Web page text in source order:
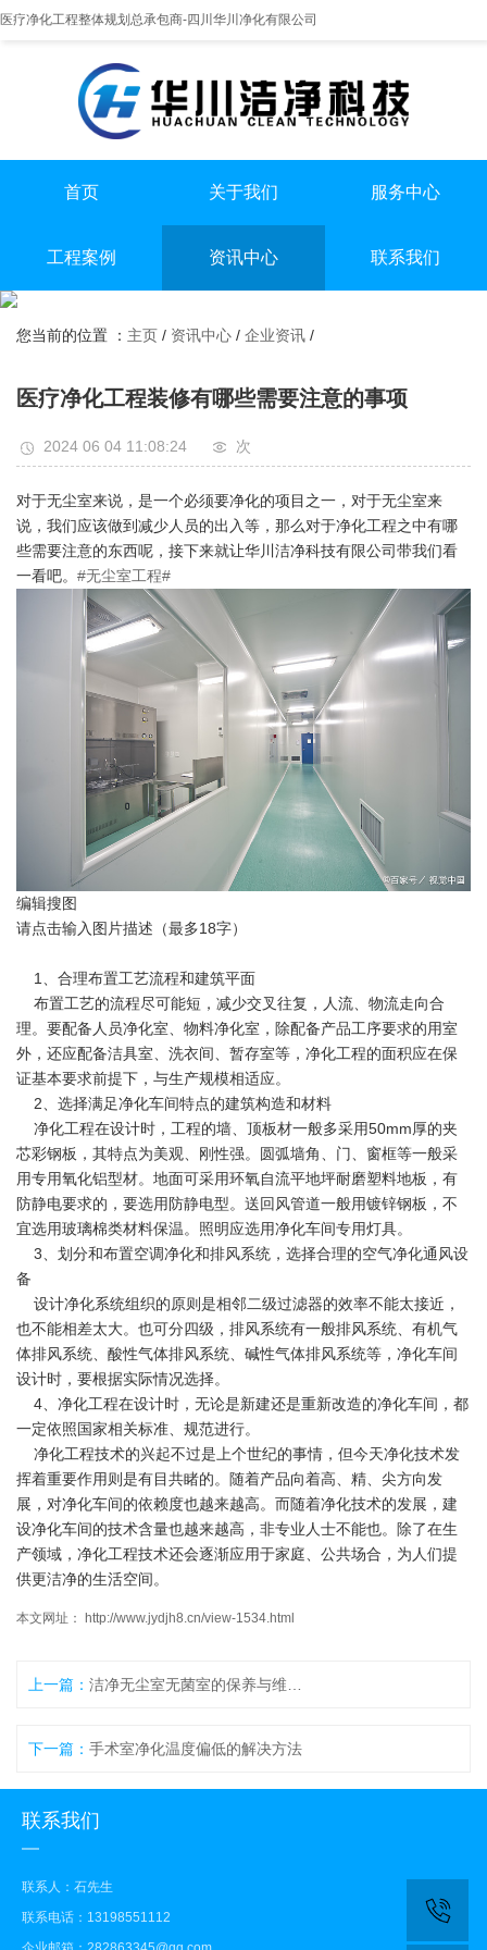
医疗净化工程整体规划总承包商-四川华川净化有限公司
提供实医疗净化整体解决方案
首页 关于我们 服务中心
手术室净化装修
实验室净化装修
工程案例
无尘车间
资讯中心 联系我们
您当前的位置 ： 主页 / 资讯中心 / 企业资讯 /
医疗净化工程装修有哪些需要注意的事项
2024 06 04 11:08:24 次
对于无尘室来说，是一个必须要净化的项目之一，对于无尘室来
说，我们应该做到减少人员的出入等，那么对于净化工程之中有哪
些需要注意的东西呢，接下来就让华川洁净科技有限公司带我们看
一看吧。 #无尘室工程#
编辑搜图
请点击输入图片描述（最多18字）
1、合理布置工艺流程和建筑平面
布置工艺的流程尽可能短，减少交叉往复，人流、物流走向合
理。要配备人员净化室、物料净化室，除配备产品工序要求的用室
外，还应配备洁具室、洗衣间、暂存室等，净化工程的面积应在保
证基本要求前提下，与生产规模相适应。
2、选择满足净化车间特点的建筑构造和材料
净化工程在设计时，工程的墙、顶板材一般多采用50mm厚的夹
芯彩钢板，其特点为美观、刚性强。圆弧墙角、门、窗框等一般采
用专用氧化铝型材。地面可采用环氧自流平地坪耐磨塑料地板，有
防静电要求的，要选用防静电型。送回风管道一般用镀锌钢板，不
宜选用玻璃棉类材料保温。照明应选用净化车间专用灯具。
3、划分和布置空调净化和排风系统，选择合理的空气净化通风设
备
设计净化系统组织的原则是相邻二级过滤器的效率不能太接近，
也不能相差太大。也可分四级，排风系统有一般排风系统、有机气
体排风系统、酸性气体排风系统、碱性气体排风系统等，净化车间
设计时，要根据实际情况选择。
4、净化工程在设计时，无论是新建还是重新改造的净化车间，都
一定依照国家相关标准、规范进行。
净化工程技术的兴起不过是上个世纪的事情，但今天净化技术发
挥着重要作用则是有目共睹的。随着产品向着高、精、尖方向发
展，对净化车间的依赖度也越来越高。而随着净化技术的发展，建
设净化车间的技术含量也越来越高，非专业人士不能也。除了在生
产领域，净化工程技术还会逐渐应用于家庭、公共场合，为人们提
供更洁净的生活空间。
本文网址： http://www.jydjh8.cn/view-1534.html
上一篇：
下一篇： 手术室净化温度偏低的解决方法
联系我们
联系人：石先生
联系电话：13198551112